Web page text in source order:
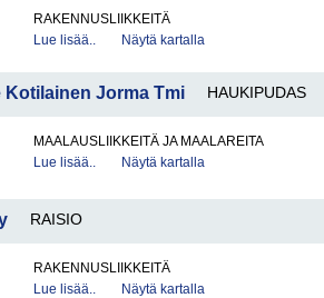
RAKENNUSLIIKKEITÄ
Lue lisää..
Näytä kartalla
Kotilainen Jorma Tmi HAUKIPUDAS
MAALAUSLIIKKEITÄ JA MAALAREITA
Lue lisää..
Näytä kartalla
RAISIO
RAKENNUSLIIKKEITÄ
Lue lisää..
Näytä kartalla